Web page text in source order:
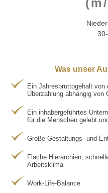
Was unser
Ein Jahresbruttogehalt
Überzahlung abhängig von
Ein inhabergeführtes
für die Menschen gelebt
Große Gestaltungs- und
Flache Hierarchien,
Arbeitsklima
Work-Life-Balance